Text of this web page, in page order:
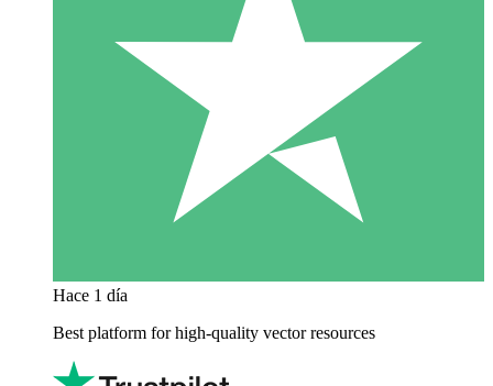
Hace 1 día
Best platform for high-quality vector resources